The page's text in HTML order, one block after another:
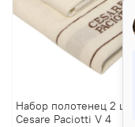
Набор полотенец 2 шт
Cesare Paciotti V 4